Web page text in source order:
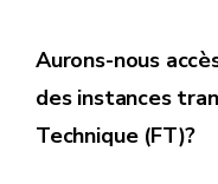
Aurons-nous
des instances
Technique (FT)?